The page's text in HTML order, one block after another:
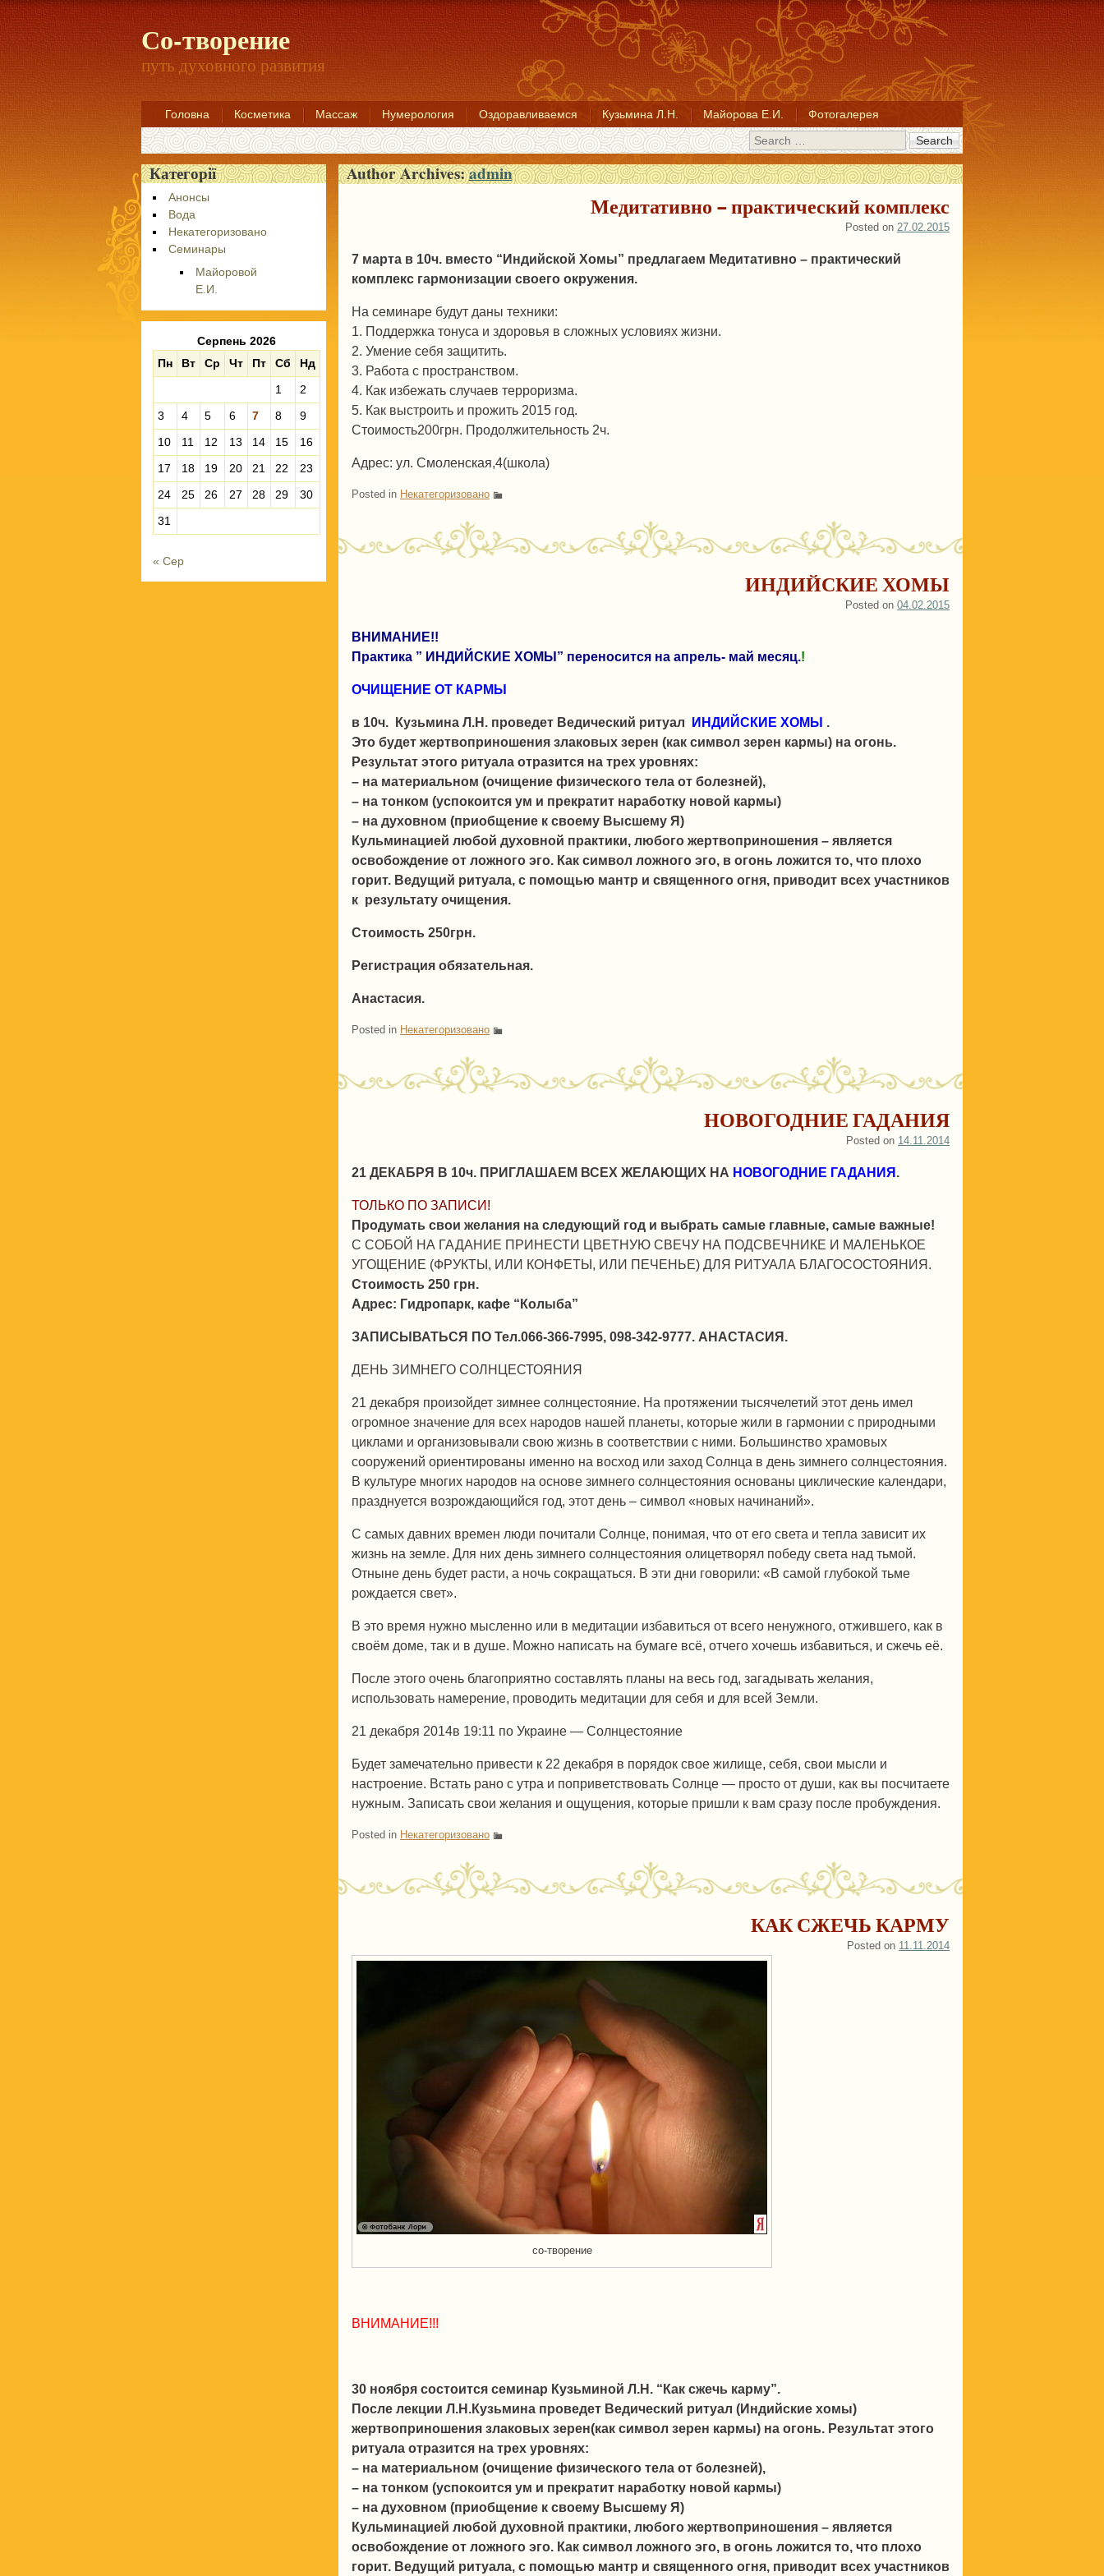
Со-творение
путь духовного развития
Головна Косметика Массаж Нумерология Оздоравливаемся Кузьмина Л.Н. Майорова Е.И.
Фотогалерея
Search
Author Archives:admin
Медитативно – практический комплекс
Posted on 27.02.2015
7 марта в 10ч. вместо “Индийской Хомы” предлагаем Медитативно – практический
комплекс гармонизации своего окружения.
На семинаре будут даны техники:
1. Поддержка тонуса и здоровья в сложных условиях жизни.
2. Умение себя защитить.
3. Работа с пространством.
4. Как избежать случаев терроризма.
5. Как выстроить и прожить 2015 год.
Стоимость200грн. Продолжительность 2ч.
Адрес: ул. Смоленская,4(школа)
Posted in Некатегоризовано
ИНДИЙСКИЕ ХОМЫ
Posted on 04.02.2015
ВНИМАНИЕ!!
Практика ” ИНДИЙСКИЕ ХОМЫ” переносится на апрель- май месяц.!
ОЧИЩЕНИЕ ОТ КАРМЫ
в 10ч. Кузьмина Л.Н. проведет Ведический ритуал ИНДИЙСКИЕ ХОМЫ .
Это будет жертвоприношения злаковых зерен (как символ зерен кармы) на огонь.
Результат этого ритуала отразится на трех уровнях:
– на материальном (очищение физического тела от болезней),
– на тонком (успокоится ум и прекратит наработку новой кармы)
– на духовном (приобщение к своему Высшему Я)
Кульминацией любой духовной практики, любого жертвоприношения – является
освобождение от ложного эго. Как символ ложного эго, в огонь ложится то, что плохо
горит. Ведущий ритуала, с помощью мантр и священного огня, приводит всех участников
к результату очищения.
Стоимость 250грн.
Регистрация обязательная.
Анастасия.
Posted in Некатегоризовано
НОВОГОДНИЕ ГАДАНИЯ
Posted on 14.11.2014
21 ДЕКАБРЯ В 10ч. ПРИГЛАШАЕМ ВСЕХ ЖЕЛАЮЩИХ НА НОВОГОДНИЕ ГАДАНИЯ .
ТОЛЬКО ПО ЗАПИСИ!
Продумать свои желания на следующий год и выбрать самые главные, самые важные!
С СОБОЙ НА ГАДАНИЕ ПРИНЕСТИ ЦВЕТНУЮ СВЕЧУ НА ПОДСВЕЧНИКЕ И МАЛЕНЬКОЕ
УГОЩЕНИЕ (ФРУКТЫ, ИЛИ КОНФЕТЫ, ИЛИ ПЕЧЕНЬЕ) ДЛЯ РИТУАЛА БЛАГОСОСТОЯНИЯ.
Стоимость 250 грн.
Адрес: Гидропарк, кафе “Колыба”
ЗАПИСЫВАТЬСЯ ПО Тел.066-366-7995, 098-342-9777. АНАСТАСИЯ.
ДЕНЬ ЗИМНЕГО СОЛНЦЕСТОЯНИЯ
21 декабря произойдет зимнее солнцестояние. На протяжении тысячелетий этот день имел
огромное значение для всех народов нашей планеты, которые жили в гармонии с природными
циклами и организовывали свою жизнь в соответствии с ними. Большинство храмовых
сооружений ориентированы именно на восход или заход Солнца в день зимнего солнцестояния.
В культуре многих народов на основе зимнего солнцестояния основаны циклические календари,
празднуется возрождающийся год, этот день – символ «новых начинаний».
С самых давних времен люди почитали Солнце, понимая, что от его света и тепла зависит их
жизнь на земле. Для них день зимнего солнцестояния олицетворял победу света над тьмой.
Отныне день будет расти, а ночь сокращаться. В эти дни говорили: «В самой глубокой тьме
рождается свет».
В это время нужно мысленно или в медитации избавиться от всего ненужного, отжившего, как в
своём доме, так и в душе. Можно написать на бумаге всё, отчего хочешь избавиться, и сжечь её.
После этого очень благоприятно составлять планы на весь год, загадывать желания,
использовать намерение, проводить медитации для себя и для всей Земли.
21 декабря 2014в 19:11 по Украине — Солнцестояние
Будет замечательно привести к 22 декабря в порядок свое жилище, себя, свои мысли и
настроение. Встать рано с утра и поприветствовать Солнце — просто от души, как вы посчитаете
нужным. Записать свои желания и ощущения, которые пришли к вам сразу после пробуждения.
Posted in Некатегоризовано
КАК СЖЕЧЬ КАРМУ
Posted on 11.11.2014
со-творение
ВНИМАНИЕ!!!
30 ноября состоится семинар Кузьминой Л.Н. “Как сжечь карму”.
После лекции Л.Н.Кузьмина проведет Ведический ритуал (Индийские хомы)
жертвоприношения злаковых зерен(как символ зерен кармы) на огонь. Результат этого
ритуала отразится на трех уровнях:
– на материальном (очищение физического тела от болезней),
– на тонком (успокоится ум и прекратит наработку новой кармы)
– на духовном (приобщение к своему Высшему Я)
Кульминацией любой духовной практики, любого жертвоприношения – является
освобождение от ложного эго. Как символ ложного эго, в огонь ложится то, что плохо
горит. Ведущий ритуала, с помощью мантр и священного огня, приводит всех участников
Категорії
Анонсы
Вода
Некатегоризовано
Семинары
Майоровой
Е.И.
Серпень 2026
Пн
Вт Ср Чт Пт Сб
Нд
1
2
3
4 5 6 7 8
9
10
11 12 13 14 15
16
17
18 19 20 21 22
23
24
25 26 27 28 29
30
31
« Сер